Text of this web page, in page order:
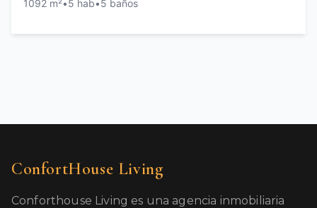
1092 m²•5 hab•5 baños
ConfortHouse Living
Conforthouse Living es una agencia inmobiliaria